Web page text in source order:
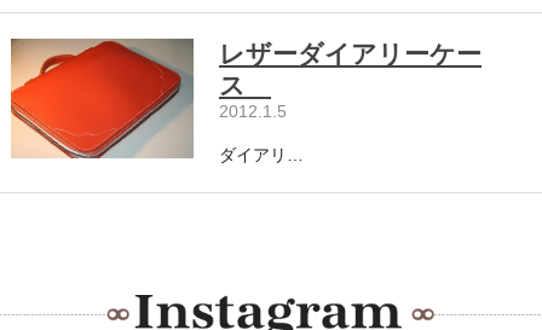
レザーダイアリーケー
ス
2012.1.5
ダイアリ…